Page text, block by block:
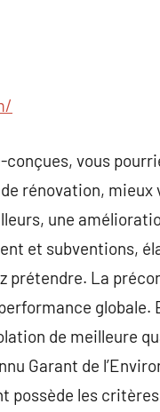
vous
rénovation, mieux
une
et subventions,
La
globale.
de meilleure
Garant de
possède les